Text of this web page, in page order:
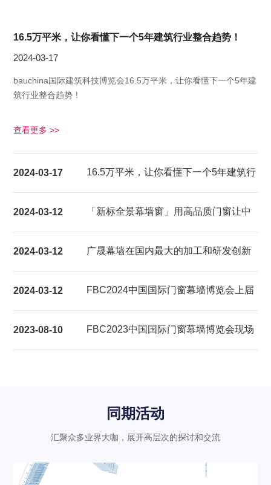
16.5万平米，让你看懂下一个5年建筑行业整合趋势！
2024-03-17
bauchina国际建筑科技博览会16.5万平米，让你看懂下一个5年建
筑行业整合趋势！
查看更多 >>
2024-03-17 16.5万平米，让你看懂下一个5年建筑行
2024-03-12
「新标全景幕墙窗」用高品质门窗让中
验
2024-03-12 广晟幕墙在国内最大的加工和研发创新
2024-03-12
FBC2024中国国际门窗幕墙博览会上届
2023-08-10
FBC2023中国国际门窗幕墙博览会现场
同期活动
汇聚众多业界大咖，展开高层次的探讨和交流